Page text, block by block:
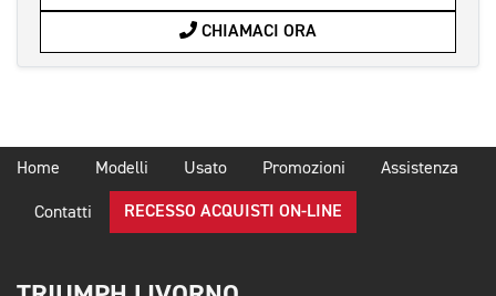
CHIAMACI ORA
Home Modelli Usato Promozioni Assistenza
Contatti RECESSO ACQUISTI ON-LINE